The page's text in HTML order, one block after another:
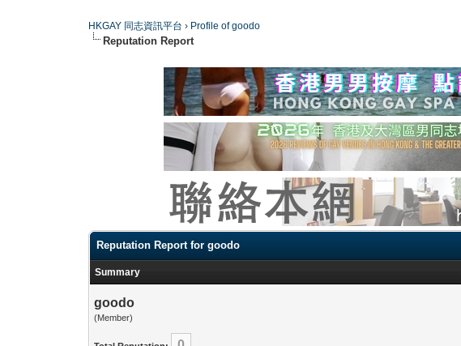
HKGAY 同志資訊平台 › Profile of goodo
Reputation Report
Reputation Report for goodo
Summary
goodo
(Member)